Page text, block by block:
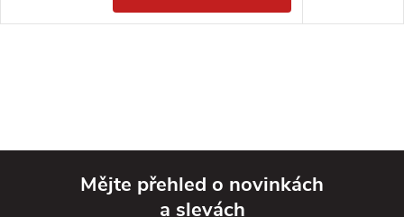
Mějte přehled o novinkách
a slevách